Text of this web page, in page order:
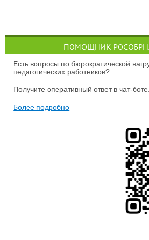
ПОМОЩНИК
Есть вопросы по бюрократической
педагогических работников?
Получите оперативный ответ в чат-боте.
Более подробно